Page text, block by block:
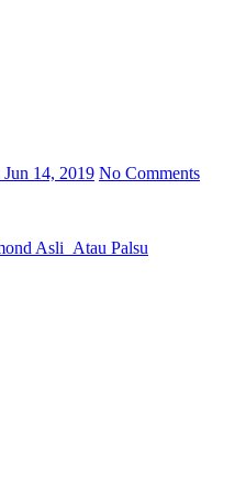
Jun 14, 2019 No Comments
Asli Atau Palsu